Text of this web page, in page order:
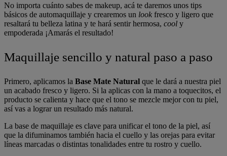
No importa cuánto sabes de makeup, acá te daremos unos tips
básicos de automaquillaje y crearemos un look fresco y ligero que
resaltará tu belleza latina y te hará sentir hermosa, cool y
empoderada ¡Amarás el resultado!
Maquillaje sencillo y natural paso a paso
Primero, aplicamos la Base Mate Natural que le dará a nuestra piel
un acabado fresco y ligero. Si la aplicas con la mano a toquecitos, el
producto se calienta y hace que el tono se mezcle mejor con tu piel,
así vas a lograr un resultado más natural.
La base de maquillaje es clave para unificar el tono de la piel, así
que la difuminamos también hacia el cuello y las orejas para evitar
líneas marcadas o distintas tonalidades entre tu rostro y cuello.